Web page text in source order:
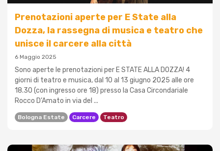
Prenotazioni aperte per E State alla
Dozza, la rassegna di musica e teatro che
unisce il carcere alla città
6 Maggio 2025
Sono aperte le prenotazioni per E STATE ALLA DOZZA! 4
giorni di teatro e musica, dal 10 al 13 giugno 2025 alle ore
18.30 (con ingresso ore 18) presso la Casa Circondariale
Rocco D’Amato in via del ...
Bologna Estate Carcere Teatro